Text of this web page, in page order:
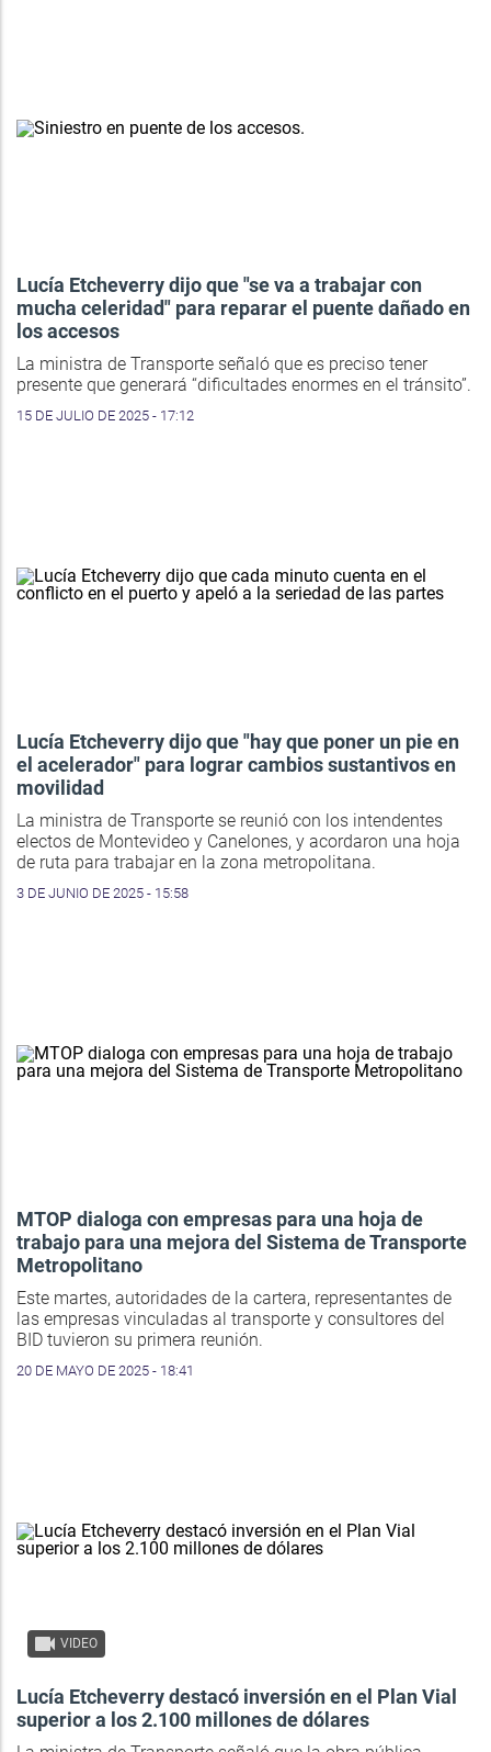
Lucía Etcheverry dijo que "se va a trabajar con
mucha celeridad" para reparar el puente dañado en
los accesos
La ministra de Transporte señaló que es preciso tener
presente que generará “dificultades enormes en el tránsito”.
15 DE JULIO DE 2025 - 17:12
Lucía Etcheverry dijo que "hay que poner un pie en
el acelerador" para lograr cambios sustantivos en
movilidad
La ministra de Transporte se reunió con los intendentes
electos de Montevideo y Canelones, y acordaron una hoja
de ruta para trabajar en la zona metropolitana.
3 DE JUNIO DE 2025 - 15:58
MTOP dialoga con empresas para una hoja de
trabajo para una mejora del Sistema de Transporte
Metropolitano
Este martes, autoridades de la cartera, representantes de
las empresas vinculadas al transporte y consultores del
BID tuvieron su primera reunión.
20 DE MAYO DE 2025 - 18:41
VIDEO
Lucía Etcheverry destacó inversión en el Plan Vial
superior a los 2.100 millones de dólares